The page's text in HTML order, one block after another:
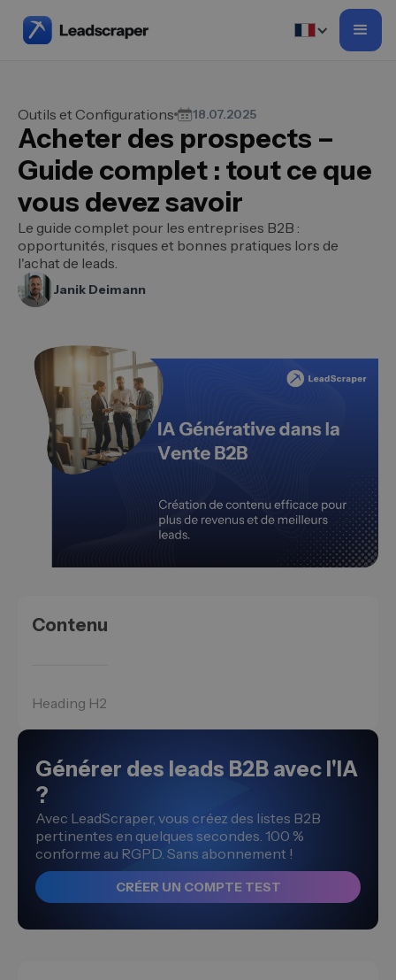
Outils et Configurations 18.07.2025
Acheter des prospects –
Guide complet : tout ce que
vous devez savoir
Le guide complet pour les entreprises B2B :
opportunités, risques et bonnes pratiques lors de
l'achat de leads.
Janik Deimann
Contenu
Heading H2
Générer des leads B2B avec l'IA
?
Avec LeadScraper, vous créez des listes B2B
pertinentes en quelques secondes. 100 %
conforme au RGPD. Sans abonnement !
CRÉER UN COMPTE TEST